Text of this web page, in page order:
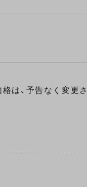
は、予告なく変更